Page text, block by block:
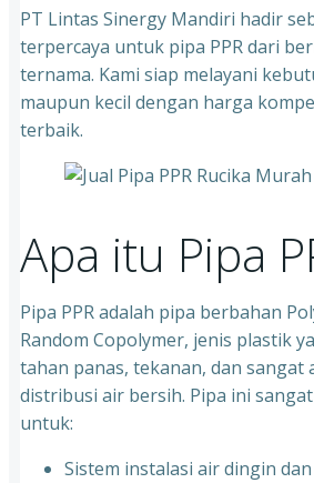
PT Lintas Sinergy Mandiri hadir
terpercaya untuk pipa PPR dari
ternama. Kami siap melayani
maupun kecil dengan harga
terbaik.
Apa itu Pipa
Pipa PPR adalah pipa berbahan
Random Copolymer, jenis plastik
tahan panas, tekanan, dan sangat
distribusi air bersih. Pipa ini
untuk:
Sistem instalasi air dingin